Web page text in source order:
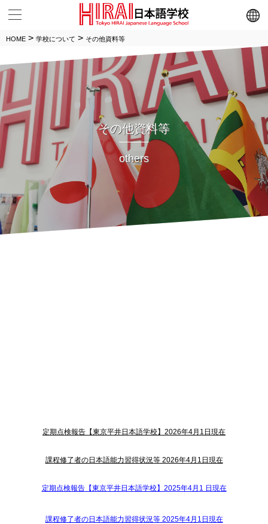
メニュー
HOME > 学校について > その他資料等
その他資料等
others
定期点検報告【東京平井日本語学校】2026年4月1日現在
課程修了者の日本語能力習得状況等 2026年4月1日現在
定期点検報告【東京平井日本語学校】2025年4月1 日現在
課程修了者の日本語能力習得状況等 2025年4月1日現在